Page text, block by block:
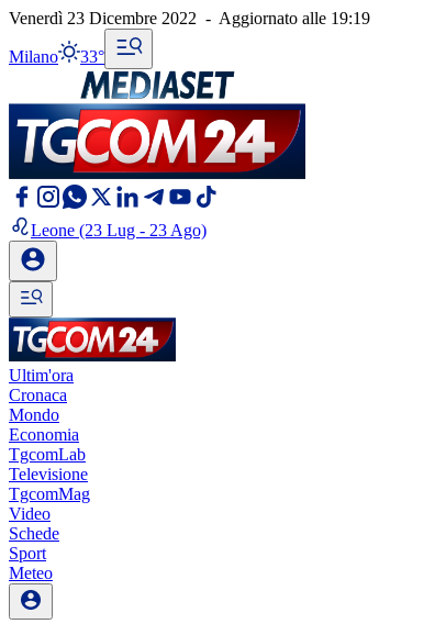
Venerdì 23 Dicembre 2022 - Aggiornato alle 19:19
Milano 33°
Leone (23 Lug - 23 Ago)
Ultim'ora
Cronaca
Mondo
Economia
TgcomLab
Televisione
TgcomMag
Video
Schede
Sport
Meteo